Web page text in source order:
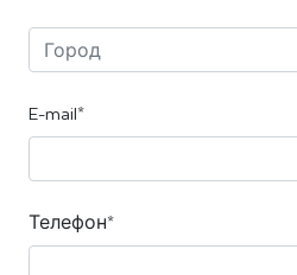
E-mail*
Телефон*